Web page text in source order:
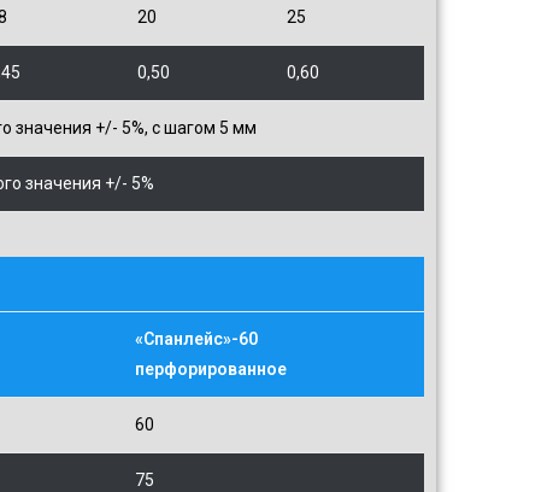
20 25
0,50 0,60
значения +/- 5%, с шагом 5 мм
значения +/- 5%
«Спанлейс»-60
перфорированное
60
75